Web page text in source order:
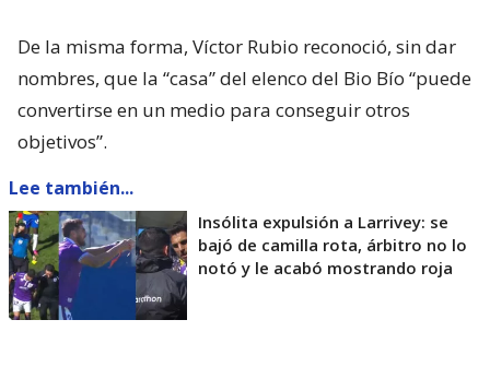
De la misma forma, Víctor Rubio reconoció, sin dar
nombres, que la “casa” del elenco del Bio Bío “puede
convertirse en un medio para conseguir otros
objetivos”.
Lee también...
Insólita expulsión a Larrivey: se
bajó de camilla rota, árbitro no lo
notó y le acabó mostrando roja